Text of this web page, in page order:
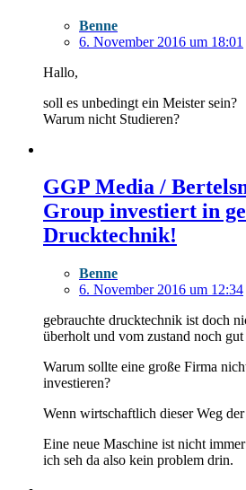
Benne
6. November 2016 um 18:01
Hallo,
soll es unbedingt ein Meister sein?
Warum nicht Studieren?
GGP Media /
Group investiert in
Drucktechnik!
Benne
6. November 2016 um 12:34
gebrauchte drucktechnik ist doch
überholt und vom zustand noch gut
Warum sollte eine große Firma
investieren?
Wenn wirtschaftlich dieser Weg der
Eine neue Maschine ist nicht
ich seh da also kein problem drin.